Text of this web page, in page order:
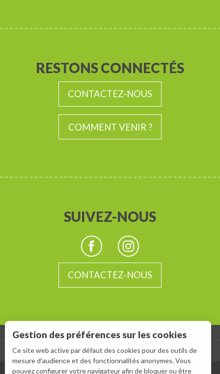
Description
RESTONS CONNECTÉS
CONTACTEZ-NOUS
COMMENT VENIR ?
SUIVEZ-NOUS
CONTACTEZ-NOUS
ESPACE GROUPES - ESPACE PRESSE
Gestion des préférences sur les cookies
Ce site web active par défaut des cookies pour des outils de
mesure d'audience et des fonctionnalités anonymes. Vous
pouvez configurer votre navigateur afin de bloquer ou être